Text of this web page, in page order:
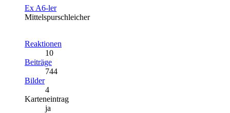
Ex A6-ler
Mittelspurschleicher
Reaktionen
10
Beiträge
744
Bilder
4
Karteneintrag
ja